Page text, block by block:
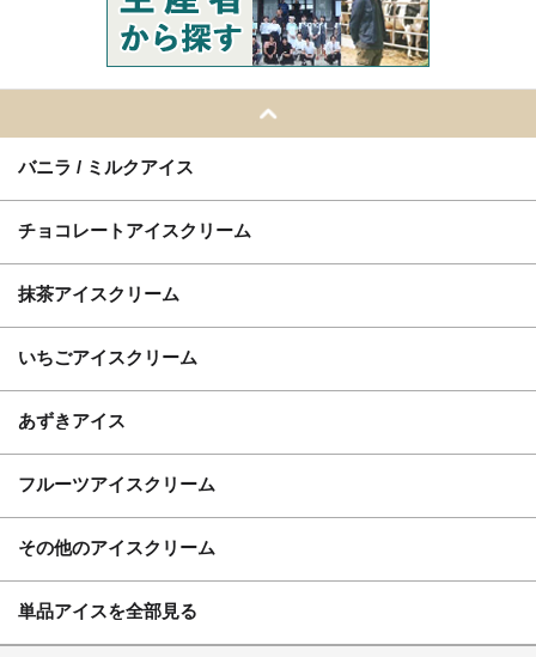
バニラ / ミルクアイス
チョコレートアイスクリーム
抹茶アイスクリーム
いちごアイスクリーム
あずきアイス
フルーツアイスクリーム
その他のアイスクリーム
単品アイスを全部見る